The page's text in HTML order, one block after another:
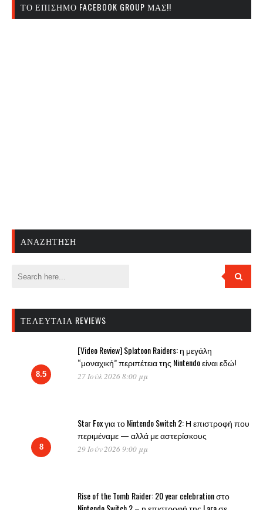
ΤΟ ΕΠΊΣΗΜΟ FACEBOOK GROUP ΜΑΣ!!
ΑΝΑΖΉΤΗΣΗ
ΤΕΛΕΥΤΑΊΑ REVIEWS
8.5
[Video Review] Splatoon Raiders: η μεγάλη
“μοναχική” περιπέτεια της Nintendo είναι εδώ!
27 Ιούλ 2026 8:00 μμ
8
Star Fox για το Nintendo Switch 2: Η επιστροφή που
περιμέναμε — αλλά με αστερίσκους
29 Ιούν 2026 9:00 μμ
Rise of the Tomb Raider: 20 year celebration στο